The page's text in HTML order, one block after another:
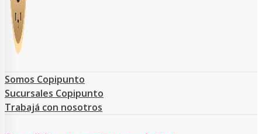
Somos Copipunto
Sucursales Copipunto
Trabajá con nosotros